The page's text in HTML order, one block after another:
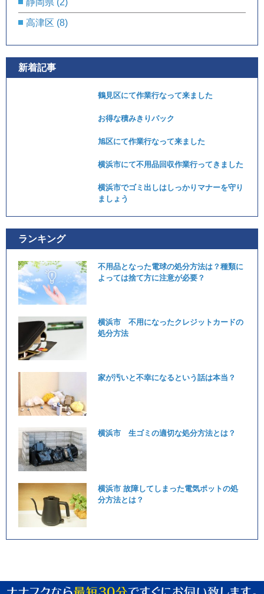
静岡県 (2)
高津区 (8)
新着記事
鶴見区にて作業行なって来ました
お得な積みきりパック
旭区にて作業行なって来ました
横浜市にて不用品回収作業行ってきました
横浜市でゴミ出しはしっかりマナーを守り
ましょう
ランキング
不用品となった電球の処分方法は？種類に
よっては捨て方に注意が必要？
横浜市 不用になったクレジットカードの
処分方法
家が汚いと不幸になるという話は本当？
横浜市 生ゴミの適切な処分方法とは？
横浜市 故障してしまった電気ポットの処
分方法とは？